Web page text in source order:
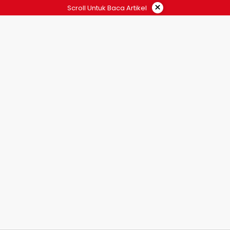
Scroll Untuk Baca Artikel ×